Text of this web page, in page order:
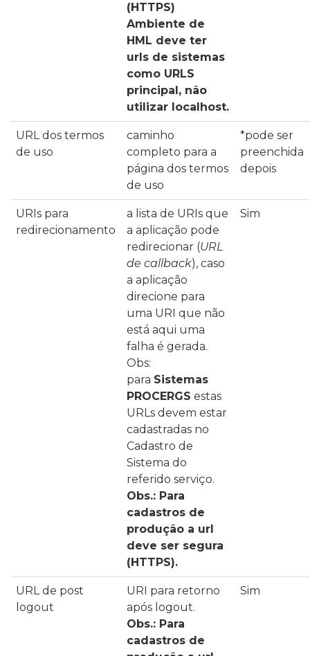
(HTTPS)
Ambiente de
HML deve ter
urls de sistemas
como URLS
principal, não
utilizar localhost.
URL dos termos
de uso
caminho
completo para a
página dos termos
de uso
*pode ser
preenchida
depois
URIs para
redirecionamento
a lista de URIs que
a aplicação pode
redirecionar (URL
de callback), caso
a aplicação
direcione para
uma URI que não
está aqui uma
falha é gerada.
Obs:
para Sistemas
PROCERGS estas
URLs devem estar
cadastradas no
Cadastro de
Sistema do
referido serviço.
Obs.: Para
cadastros de
produção a url
deve ser segura
(HTTPS).
Sim
URL de post
logout
URI para retorno
após logout.
Obs.: Para
cadastros de
Sim